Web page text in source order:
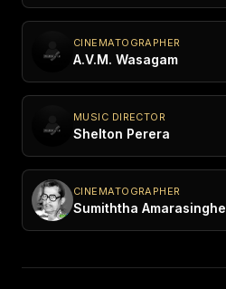
CINEMATOGRAPHER
A.V.M. Wasagam
MUSIC DIRECTOR
Shelton Perera
CINEMATOGRAPHER
Sumiththa Amarasinghe